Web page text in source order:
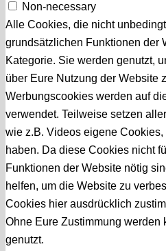
Non-necessary
Alle Cookies, die nicht
grundsätzlichen Funktionen der
Kategorie. Sie werden genutzt,
über Eure Nutzung der Website
Werbungscookies werden auf
verwendet. Teilweise setzen
wie z.B. Videos eigene
haben. Da diese Cookies nicht
Funktionen der Website nötig
helfen, um die Website zu
Cookies hier ausdrücklich
Ohne Eure Zustimmung werden
genutzt.